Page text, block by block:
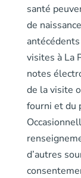
santé
de
visites à La
notes
de la visite
fourni et du
d’autres